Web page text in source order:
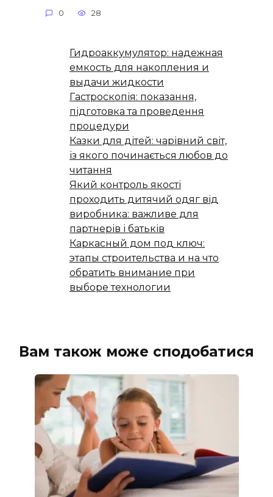
0 28
Гидроаккумулятор: надежная
емкость для накопления и
выдачи жидкости
Гастроскопія: показання,
підготовка та проведення
процедури
Казки для дітей: чарівний світ,
із якого починається любов до
читання
Який контроль якості
проходить дитячий одяг від
виробника: важливе для
партнерів і батьків
Каркасный дом под ключ:
этапы строительства и на что
обратить внимание при
выборе технологии
Вам також може сподобатися